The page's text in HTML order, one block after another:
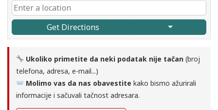
Get Directions
Ukoliko primetite da neki podatak nije tačan(broj
telefona, adresa, e-mail...)
Molimo vas da nas obavestite kako bismo ažurirali
informacije i sačuvali tačnost adresara.